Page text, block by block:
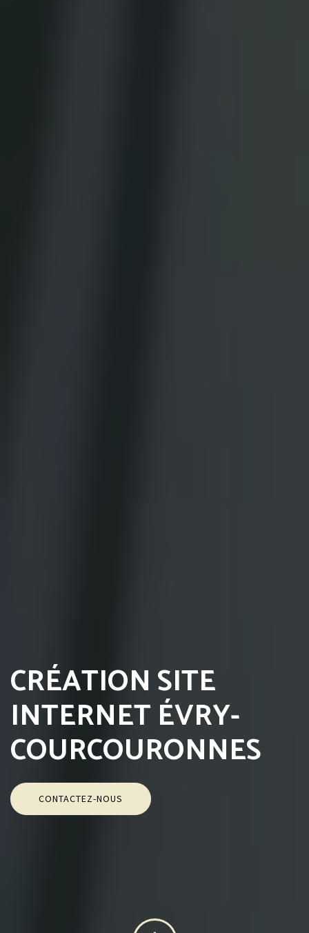
CRÉATION SITE
INTERNET ÉVRY-
COURCOURONNES
CONTACTEZ-NOUS